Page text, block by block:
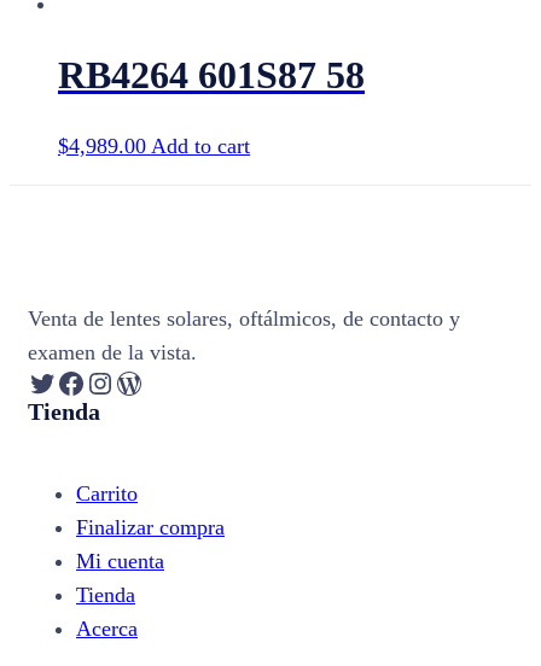
RB4264 601S87 58
$4,989.00 Add to cart
Venta de lentes solares, oftálmicos, de contacto y
examen de la vista.
Twitter Facebook Instagram WordPress
Tienda
Carrito
Finalizar compra
Mi cuenta
Tienda
Acerca